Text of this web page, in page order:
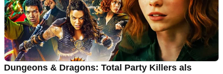
Dungeons & Dragons: Total Party Killers als